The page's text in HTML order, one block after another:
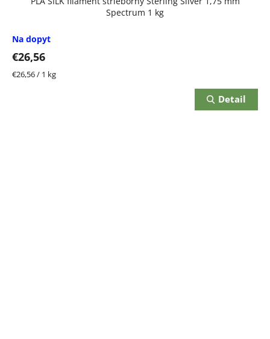
Spectrum 1 kg
Na dopyt
€26,56
Jednotková
€26,56 / 1 kg
Detail